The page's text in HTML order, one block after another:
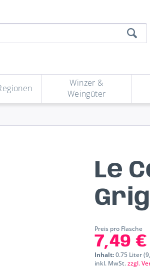
Winzer &
Weingüter
Le
Preis pro Flasche
7,49 €
Inhalt:0.75 Liter
inkl. MwSt.zzgl.